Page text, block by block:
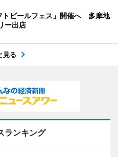
トビールフェス」開催へ 多摩地
ー出店
見る
ランキング